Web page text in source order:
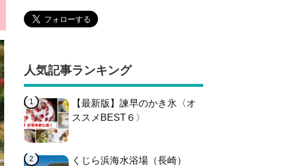
人気記事ランキング
【最新版】諫早のかき氷〈オ
ススメBEST６〉
くじら浜海水浴場（長崎）